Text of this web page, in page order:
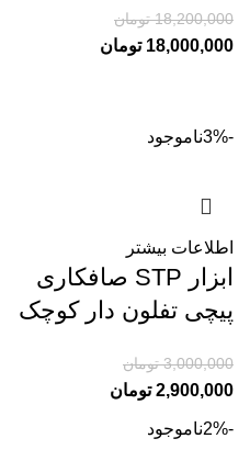
18,200,000 تومان
18,000,000 تومان
-3% ناموجود
اطلاعات بیشتر
ابزار STP صافکاری
پیچی تفلون دار کوچک
3,000,000 تومان
2,900,000 تومان
-2% ناموجود